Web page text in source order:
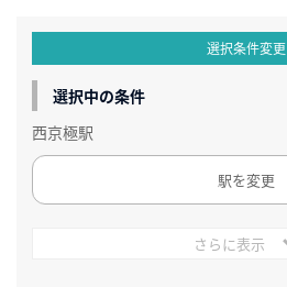
選択条件変更
選択中の条件
西京極駅
駅を変更
さらに表示